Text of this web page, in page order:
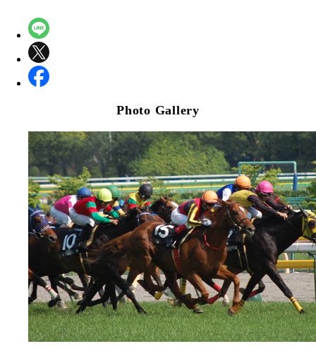
Photo Gallery